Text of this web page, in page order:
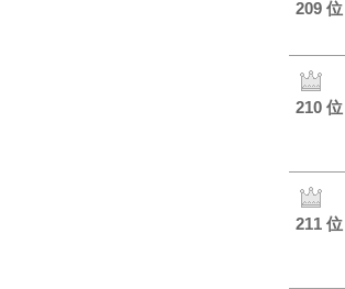
209 位
210 位
211 位